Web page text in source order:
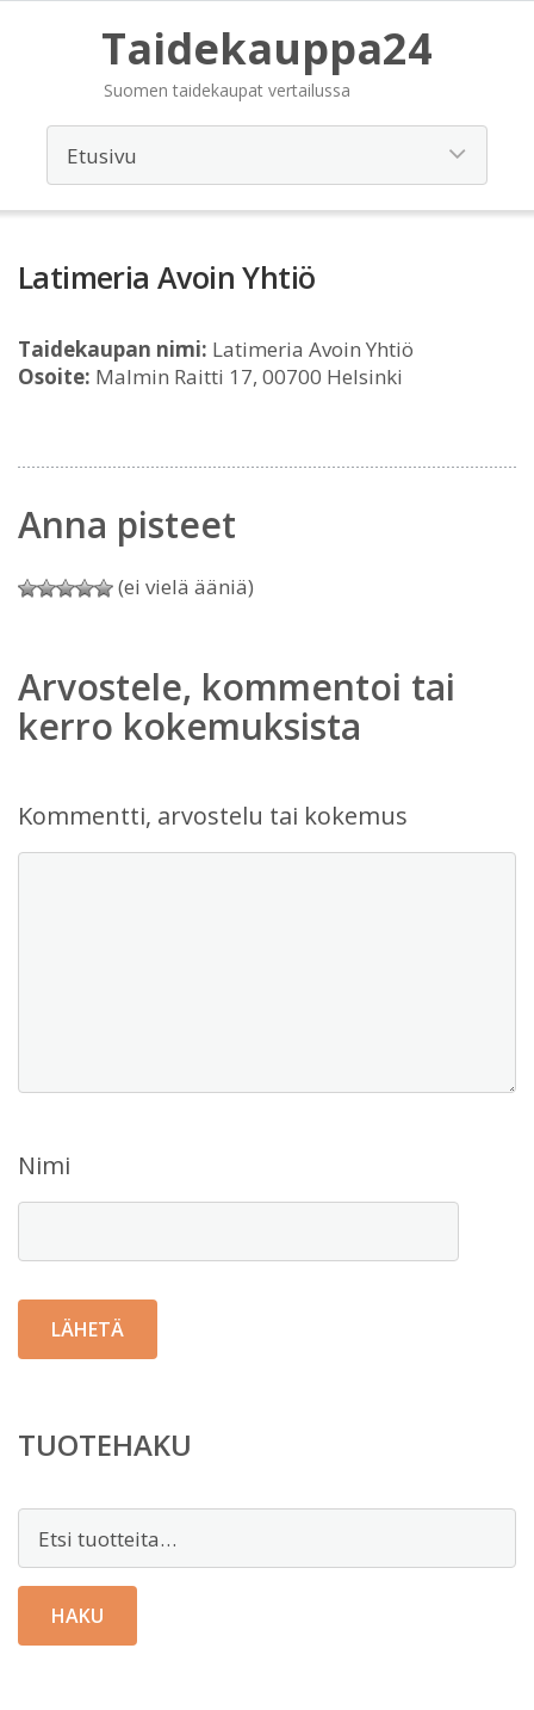
Taidekauppa24
Suomen taidekaupat vertailussa
Latimeria Avoin Yhtiö
Taidekaupan nimi: Latimeria Avoin Yhtiö
Osoite: Malmin Raitti 17, 00700 Helsinki
Anna pisteet
(ei vielä ääniä)
Arvostele, kommentoi tai
kerro kokemuksista
Kommentti, arvostelu tai kokemus
Nimi
TUOTEHAKU
HAKU